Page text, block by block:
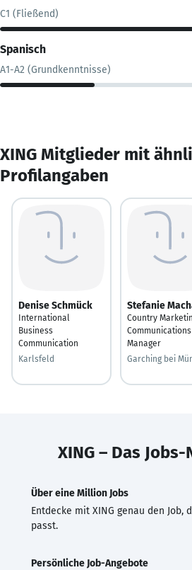
C1 (Fließend)
Spanisch
A1-A2 (Grundkenntnisse)
XING Mitglieder mit
Profilangaben
Denise Schmück
International
Business
Communication
Karlsfeld
Stefanie
Country
Communications
Manager
Garching bei
XING – Das
Über eine Million Jobs
Entdecke mit XING genau den Job,
passt.
Persönliche Job-Angebote